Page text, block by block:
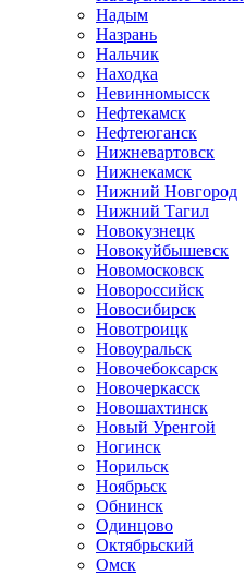
Надым
Назрань
Нальчик
Находка
Невинномысск
Нефтекамск
Нефтеюганск
Нижневартовск
Нижнекамск
Нижний Новгород
Нижний Тагил
Новокузнецк
Новокуйбышевск
Новомосковск
Новороссийск
Новосибирск
Новотроицк
Новоуральск
Новочебоксарск
Новочеркасск
Новошахтинск
Новый Уренгой
Ногинск
Норильск
Ноябрьск
Обнинск
Одинцово
Октябрьский
Омск